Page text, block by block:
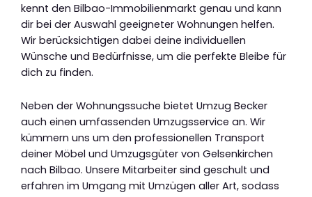
kennt den Bilbao-Immobilienmarkt genau und kann
dir bei der Auswahl geeigneter Wohnungen helfen.
Wir berücksichtigen dabei deine individuellen
Wünsche und Bedürfnisse, um die perfekte Bleibe für
dich zu finden.
Neben der Wohnungssuche bietet Umzug Becker
auch einen umfassenden Umzugsservice an. Wir
kümmern uns um den professionellen Transport
deiner Möbel und Umzugsgüter von Gelsenkirchen
nach Bilbao. Unsere Mitarbeiter sind geschult und
erfahren im Umgang mit Umzügen aller Art, sodass